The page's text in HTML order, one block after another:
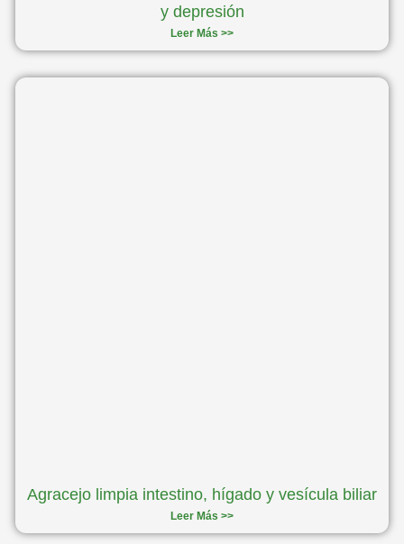
y depresión
Leer Más >>
Agracejo limpia intestino, hígado y vesícula biliar
Leer Más >>